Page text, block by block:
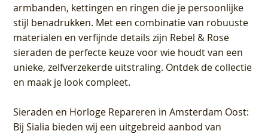
armbanden, kettingen en ringen die je persoonlijke
stijl benadrukken. Met een combinatie van robuuste
materialen en verfijnde details zijn Rebel & Rose
sieraden de perfecte keuze voor wie houdt van een
unieke, zelfverzekerde uitstraling. Ontdek de collectie
en maak je look compleet.
Sieraden en Horloge Repareren in Amsterdam Oost:
Bij Sialia bieden wij een uitgebreid aanbod van